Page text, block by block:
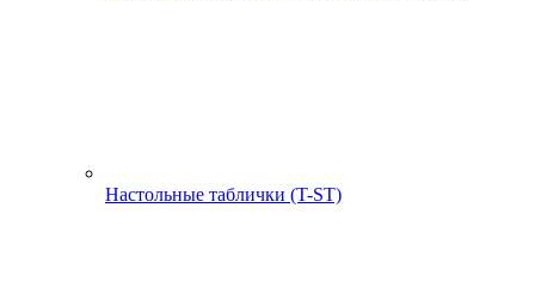
Настольные таблички (T-ST)